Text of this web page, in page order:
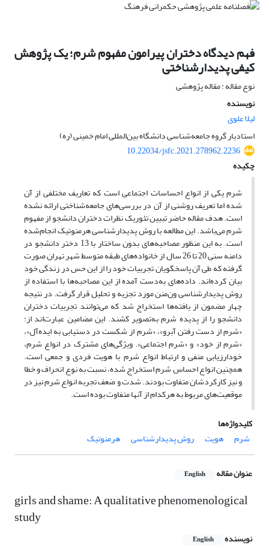
فهم دیدگاه دختران پیرامون مفهوم شرم؛ یک پژوهش
کیفی پدیدارشناختی
نوع مقاله : مقاله پژوهشی
نویسنده
لیلا علوی
استادیار گروه جامعه‌شناسی دانشگاه بین‌المللی امام خمینی (ره)
10.22034/jsfc.2021.278962.2236
چکیده
شرم یکی از انواع احساسات اجتماعی است که تعاریف مختلفی از آن
شده اما تعریف روشنی از آن در بررسی‌های جامعه‌شناختی ارائه نشده
است. هدف مقاله حاضر تبیین تئوریک نظرات دختران دانشجو از مفهوم
شرم می‌باشد. این مطالعه با روش پدیدارشناسی هرمنوتیک انجام‌شده
است. به این منظور مصاحبه‌های بدون ساختار با 13 دختر دانشجو در
دامنه سنی 20 تا 26 سال از خانواده‌های طبقه متوسط شهر تهران صورت
گرفته که طی آن پاسخگویان تجربیات خود را از این حس در زندگی خود
بیان کرده‌اند. داده‌های به‌دست آمده از این مصاحبه‌ها با استفاده از
روش پدیدار‌شناسی ون‌منن مورد تجزیه و تحلیل قرار گرفت. در نتیجه
چهار مضمون از یافته‌ها استخراج شد که می‌توانند تجربیات دختران
دانشجو را از پدیده شرم به‌تصویر کشند. این مضامین عبارت‌اند از:
«شرم از دست رفتن آبرو»، «شرم از شکست در دستیابی به ایده‌آل»،
«شرم از خود» و «شرم اجتماعی». ویژگی‌های مشترک در انواع شرم،
خودارزیابی منفی و ارتباط انواع شرم با هویت فردی و جمعی است.
همچنین انواع احساس شرم استخراج شده، نسبت به نوع انحراف و خطا
و نیز کارکردشان متفاوت بودند. شدت و ضعف تجربه انواع شرم نیز در
موقعیت‌های مربوط به هرکدام از آنها متفاوت بوده است.
کلیدواژه‌ها
شرم
هویت روش پدیدارشناسی هرمنوتیک
عنوان مقاله English
girls and shame: A qualitative phenomenological
study
نویسنده English